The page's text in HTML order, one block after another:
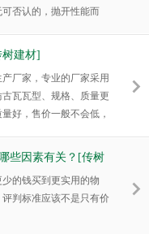
否认的，抛开性能而
弃。
建材]
厂家，专业的厂家采用
瓦瓦型、规格、质量更
好，售价一般不会低，
些因素有关？[传树
的钱买到更实用的物
判标准应该不是只有价